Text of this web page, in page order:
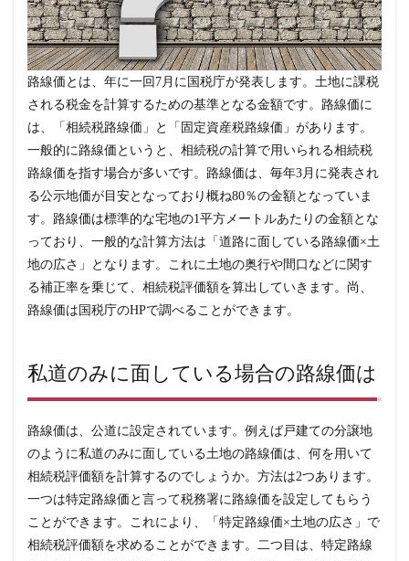
面
し
て
い
る
場
合
の
線
価
は
3
路
価
が
い
土
地
率
方
は
4
ま
と
め
路線価とは、年に一回7月に国税庁が発表します。土地に課税
される税金を計算するための基準となる金額です。路線価に
は、「相続税路線価」と「固定資産税路線価」があります。
一般的に路線価というと、相続税の計算で用いられる相続税
路線価を指す場合が多いです。路線価は、毎年3月に発表され
る公示地価が目安となっており概ね80％の金額となっていま
す。路線価は標準的な宅地の1平方メートルあたりの金額とな
っており、一般的な計算方法は「道路に面している路線価×土
地の広さ」となります。これに土地の奥行や間口などに関す
る補正率を乗じて、相続税評価額を算出していきます。尚、
路線価は国税庁のHPで調べることができます。
私道のみに面している場合の路線価は
路線価は、公道に設定されています。例えば戸建ての分譲地
のように私道のみに面している土地の路線価は、何を用いて
相続税評価額を計算するのでしょうか。方法は2つあります。
一つは特定路線価と言って税務署に路線価を設定してもらう
ことができます。これにより、「特定路線価×土地の広さ」で
相続税評価額を求めることができます。二つ目は、特定路線